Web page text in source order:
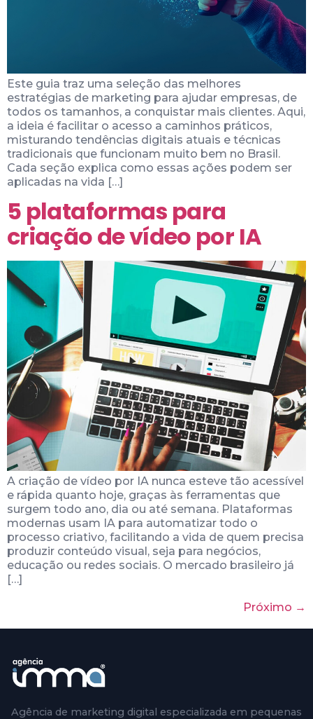
Este guia traz uma seleção das melhores
estratégias de marketing para ajudar empresas, de
todos os tamanhos, a conquistar mais clientes. Aqui,
a ideia é facilitar o acesso a caminhos práticos,
misturando tendências digitais atuais e técnicas
tradicionais que funcionam muito bem no Brasil.
Cada seção explica como essas ações podem ser
aplicadas na vida […]
5 plataformas para
criação de vídeo por IA
A criação de vídeo por IA nunca esteve tão acessível
e rápida quanto hoje, graças às ferramentas que
surgem todo ano, dia ou até semana. Plataformas
modernas usam IA para automatizar todo o
processo criativo, facilitando a vida de quem precisa
produzir conteúdo visual, seja para negócios,
educação ou redes sociais. O mercado brasileiro já
[…]
Próximo →
Agência de marketing digital especializada em pequenas